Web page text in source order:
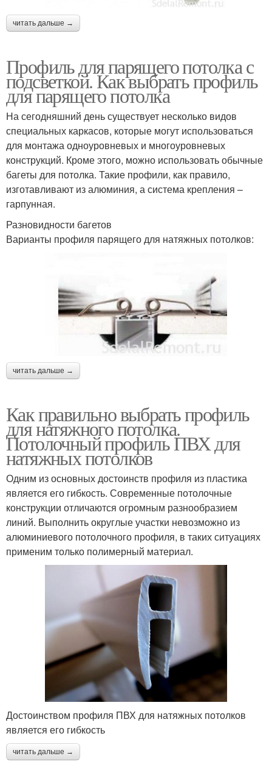
читать дальше →
Профиль для парящего потолка с
подсветкой. Как выбрать профиль
для парящего потолка
На сегодняшний день существует несколько видов
специальных каркасов, которые могут использоваться
для монтажа одноуровневых и многоуровневых
конструкций. Кроме этого, можно использовать обычные
багеты для потолка. Такие профили, как правило,
изготавливают из алюминия, а система крепления –
гарпунная.
Разновидности багетов
Варианты профиля парящего для натяжных потолков:
читать дальше →
Как правильно выбрать профиль
для натяжного потолка.
Потолочный профиль ПВХ для
натяжных потолков
Одним из основных достоинств профиля из пластика
является его гибкость. Современные потолочные
конструкции отличаются огромным разнообразием
линий. Выполнить округлые участки невозможно из
алюминиевого потолочного профиля, в таких ситуациях
применим только полимерный материал.
Достоинством профиля ПВХ для натяжных потолков
является его гибкость
читать дальше →